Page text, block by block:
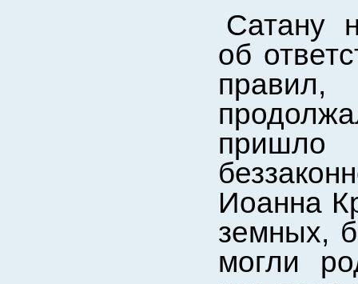
Сатану
об
Иоанна
земных,
могли